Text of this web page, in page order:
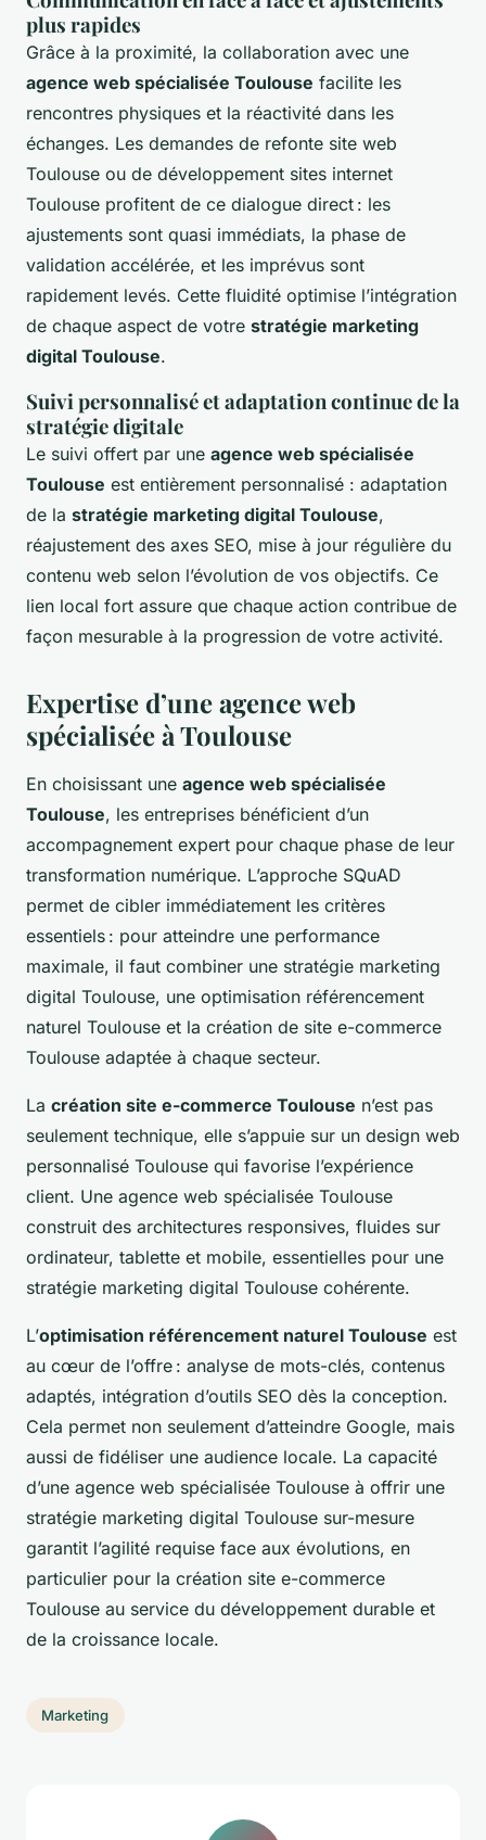
plus rapides
Grâce à la proximité, la collaboration avec une
agence web spécialisée Toulouse facilite les
rencontres physiques et la réactivité dans les
échanges. Les demandes de refonte site web
Toulouse ou de développement sites internet
Toulouse profitent de ce dialogue direct : les
ajustements sont quasi immédiats, la phase de
validation accélérée, et les imprévus sont
rapidement levés. Cette fluidité optimise l’intégration
de chaque aspect de votre stratégie marketing
digital Toulouse.
Suivi personnalisé et adaptation continue de la
stratégie digitale
Le suivi offert par une agence web spécialisée
Toulouse est entièrement personnalisé : adaptation
de la stratégie marketing digital Toulouse,
réajustement des axes SEO, mise à jour régulière du
contenu web selon l’évolution de vos objectifs. Ce
lien local fort assure que chaque action contribue de
façon mesurable à la progression de votre activité.
Expertise d’une agence web
spécialisée à Toulouse
En choisissant une agence web spécialisée
Toulouse, les entreprises bénéficient d’un
accompagnement expert pour chaque phase de leur
transformation numérique. L’approche SQuAD
permet de cibler immédiatement les critères
essentiels : pour atteindre une performance
maximale, il faut combiner une stratégie marketing
digital Toulouse, une optimisation référencement
naturel Toulouse et la création de site e-commerce
Toulouse adaptée à chaque secteur.
La création site e-commerce Toulouse n’est pas
seulement technique, elle s’appuie sur un design web
personnalisé Toulouse qui favorise l’expérience
client. Une agence web spécialisée Toulouse
construit des architectures responsives, fluides sur
ordinateur, tablette et mobile, essentielles pour une
stratégie marketing digital Toulouse cohérente.
L’optimisation référencement naturel Toulouse est
au cœur de l’offre : analyse de mots-clés, contenus
adaptés, intégration d’outils SEO dès la conception.
Cela permet non seulement d’atteindre Google, mais
aussi de fidéliser une audience locale. La capacité
d’une agence web spécialisée Toulouse à offrir une
stratégie marketing digital Toulouse sur-mesure
garantit l’agilité requise face aux évolutions, en
particulier pour la création site e-commerce
Toulouse au service du développement durable et
de la croissance locale.
Marketing